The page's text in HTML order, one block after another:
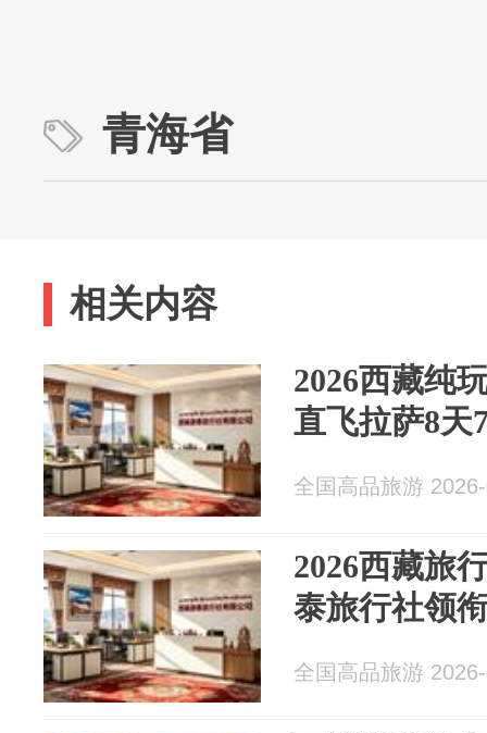
青海省
相关内容
2026西藏纯
直飞拉萨8天
全国高品旅游
2026西藏旅
泰旅行社领
全国高品旅游